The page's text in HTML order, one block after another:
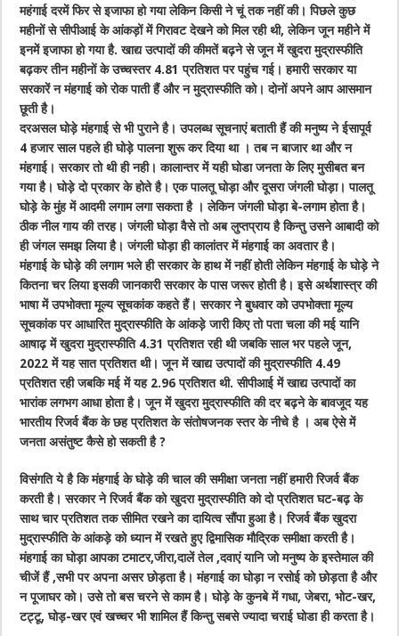
महंगाई दरमें फिर से इजाफा हो गया लेकिन किसी ने चूं तक नहीं की। पिछले कुछ
महीनों से सीपीआई के आंकड़ों में गिरावट देखने को मिल रही थी, लेकिन जून महीने में
इनमें इजाफा हो गया है. खाद्य उत्पादों की कीमतें बढ़ने से जून में खुदरा मुद्रास्फीति
बढ़कर तीन महीनों के उच्चस्तर 4.81 प्रतिशत पर पहुंच गई। हमारी सरकार या
सरकारें न मंहगाई को रोक पाती हैं और न मुद्रास्फीति को। दोनों अपने आप आसमान
छूती है।
दरअसल घोड़े मंहगाई से भी पुराने है। उपलब्ध सूचनाएं बताती हैं की मनुष्य ने ईसापूर्व
4 हजार साल पहले ही घोड़े पालना शुरू कर दिया था । तब न बाजार था और न
मंहगाई। सरकार तो थी ही नही। कालान्तर में यही घोडा जनता के लिए मुसीबत बन
गया है। घोड़े दो प्रकार के होते है। एक पालतू घोड़ा और दूसरा जंगली घोड़ा। पालतू
घोड़े के मुंह में आदमी लगाम लगा सकता है । लेकिन जंगली घोड़ा बे-लगाम होता है।
ठीक नील गाय की तरह। जंगली घोड़ा वैसे तो अब लुप्तप्राय है किन्तु उसने आबादी को
ही जंगल समझ लिया है। जंगली घोड़ा ही कालांतर में मंहगाई का अवतार है।
मंहगाई के घोड़े की लगाम भले ही सरकार के हाथ में नहीं होती लेकिन मंहगाई के घोड़े ने
कितना चर लिया इसकी जानकारी सरकार के पास जरूर होती है। इसे अर्थशास्त्र की
भाषा में उपभोक्ता मूल्य सूचकांक कहते हैं। सरकार ने बुधवार को उपभोक्ता मूल्य
सूचकांक पर आधारित मुद्रास्फीति के आंकड़े जारी किए तो पता चला की मई यानि
आषाढ़ में खुदरा मुद्रास्फीति 4.31 प्रतिशत रही थी जबकि साल भर पहले जून,
2022 में यह सात प्रतिशत थी। जून में खाद्य उत्पादों की मुद्रास्फीति 4.49
प्रतिशत रही जबकि मई में यह 2.96 प्रतिशत थी. सीपीआई में खाद्य उत्पादों का
भारांक लगभग आधा होता है। जून में खुदरा मुद्रास्फीति की दर बढ़ने के बावजूद यह
भारतीय रिजर्व बैंक के छह प्रतिशत के संतोषजनक स्तर के नीचे है । अब ऐसे में
जनता असंतुष्ट कैसे हो सकती है ?
विसंगति ये है कि मंहगाई के घोड़े की चाल की समीक्षा जनता नहीं हमारी रिजर्व बैंक
करती है। सरकार ने रिजर्व बैंक को खुदरा मुद्रास्फीति को दो प्रतिशत घट-बढ़ के
साथ चार प्रतिशत तक सीमित रखने का दायित्व सौंपा हुआ है। रिजर्व बैंक खुदरा
मुद्रास्फीति के आंकड़े को ध्यान में रखते हुए द्विमासिक मौद्रिक समीक्षा करती है।
मंहगाई का घोड़ा आपका टमाटर,जीरा,दालें तेल ,दवाएं यानि जो मनुष्य के इस्तेमाल की
चीजें हैं ,सभी पर अपना असर छोड़ता है। मंहगाई का घोड़ा न रसोई को छोड़ता है और
न पूजाघर को। उसे तो बस चरने से काम है। घोड़े के कुनबे में गधा, जेबरा, भोट-खर,
टट्टू, घोड़-खर एवं खच्चर भी शामिल हैं किन्तु सबसे ज्यादा चराई घोडा ही करता है।